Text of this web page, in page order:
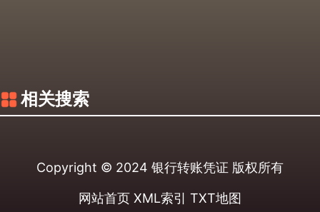
相关搜索
Copyright © 2024 银行转账凭证 版权所有
网站首页 XML索引 TXT地图